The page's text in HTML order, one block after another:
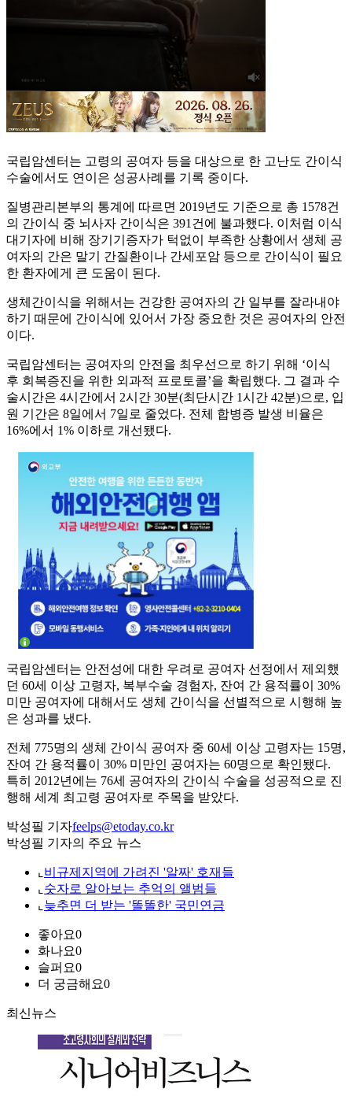
국립암센터는 고령의 공여자 등을 대상으로 한 고난도 간이식
수술에서도 연이은 성공사례를 기록 중이다.
질병관리본부의 통계에 따르면 2019년도 기준으로 총 1578건
의 간이식 중 뇌사자 간이식은 391건에 불과했다. 이처럼 이식
대기자에 비해 장기기증자가 턱없이 부족한 상황에서 생체 공
여자의 간은 말기 간질환이나 간세포암 등으로 간이식이 필요
한 환자에게 큰 도움이 된다.
생체간이식을 위해서는 건강한 공여자의 간 일부를 잘라내야
하기 때문에 간이식에 있어서 가장 중요한 것은 공여자의 안전
이다.
국립암센터는 공여자의 안전을 최우선으로 하기 위해 ‘이식
후 회복증진을 위한 외과적 프로토콜’을 확립했다. 그 결과 수
술시간은 4시간에서 2시간 30분(최단시간 1시간 42분)으로, 입
원 기간은 8일에서 7일로 줄었다. 전체 합병증 발생 비율은
16%에서 1% 이하로 개선됐다.
국립암센터는 안전성에 대한 우려로 공여자 선정에서 제외했
던 60세 이상 고령자, 복부수술 경험자, 잔여 간 용적률이 30%
미만 공여자에 대해서도 생체 간이식을 선별적으로 시행해 높
은 성과를 냈다.
전체 775명의 생체 간이식 공여자 중 60세 이상 고령자는 15명,
잔여 간 용적률이 30% 미만인 공여자는 60명으로 확인됐다.
특히 2012년에는 76세 공여자의 간이식 수술을 성공적으로 진
행해 세계 최고령 공여자로 주목을 받았다.
박성필 기자feelps@etoday.co.kr
박성필 기자의 주요 뉴스
⌞ 비규제지역에 가려진 '알짜' 호재들
⌞ 숫자로 알아보는 추억의 앨범들
⌞ 늦추면 더 받는 '똘똘한' 국민연금
좋아요0
화나요0
슬퍼요0
더 궁금해요0
최신뉴스